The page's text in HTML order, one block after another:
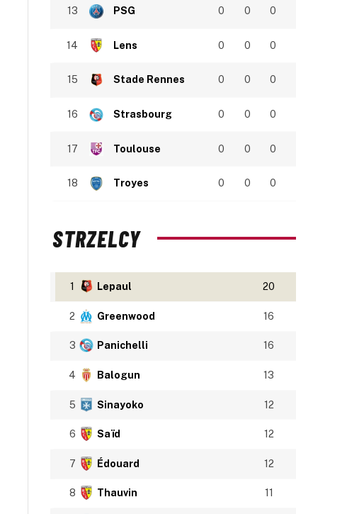
13 PSG 0 0 0
14 Lens 0 0 0
15 Stade Rennes 0 0 0
16 Strasbourg 0 0 0
17 Toulouse 0 0 0
18 Troyes 0 0 0
STRZELCY
1 Lepaul 20
2 Greenwood 16
3 Panichelli 16
4 Balogun 13
5 Sinayoko 12
6 Saïd 12
7 Édouard 12
8 Thauvin 11